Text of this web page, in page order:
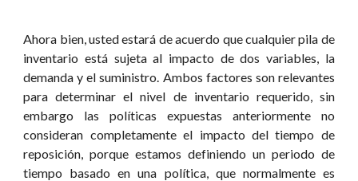
Ahora bien, usted estará de acuerdo que cualquier pila de
inventario está sujeta al impacto de dos variables, la
demanda y el suministro. Ambos factores son relevantes
para determinar el nivel de inventario requerido, sin
embargo las políticas expuestas anteriormente no
consideran completamente el impacto del tiempo de
reposición, porque estamos definiendo un periodo de
tiempo basado en una política, que normalmente es